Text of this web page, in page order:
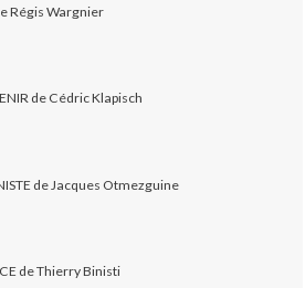
Régis Wargnier
de Cédric Klapisch
de Jacques Otmezguine
de Thierry Binisti